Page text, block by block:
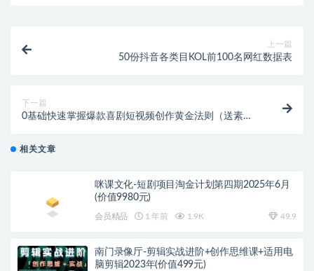
上一篇
50份抖音各类目KOL前100名网红数据表
下一篇
0基础快速掌握爆款喜剧短视频创作黄金法则（送素材
相关文章
咪课文化-短剧项目淘金计划第四期2025年6月
(价值9980元)
会员精品 1 年前 1.9K 49.9
南门录像厅-剪辑实战进阶+创作思维课+适用电
脑剪辑2023年(价值499元)